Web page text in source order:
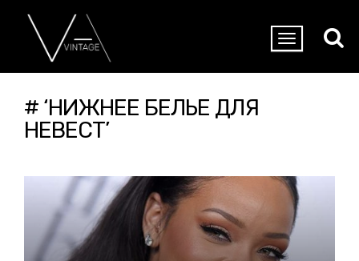
# ‘НИЖНЕЕ БЕЛЬЕ ДЛЯ
НЕВЕСТ’